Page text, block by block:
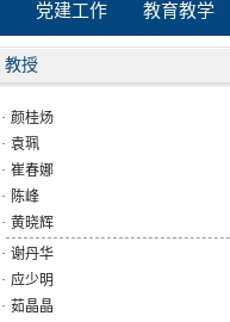
党建工作 教育教学
教授
· 颜桂炀
· 袁珮
· 崔春娜
· 陈峰
· 黄晓辉
· 谢丹华
· 应少明
· 茹晶晶